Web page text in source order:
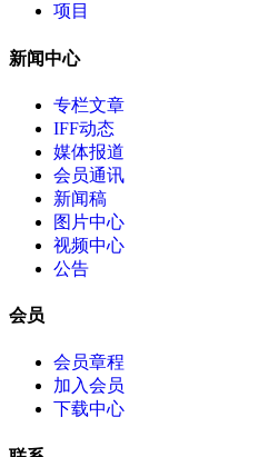
项目
新闻中心
专栏文章
IFF动态
媒体报道
会员通讯
新闻稿
图片中心
视频中心
公告
会员
会员章程
加入会员
下载中心